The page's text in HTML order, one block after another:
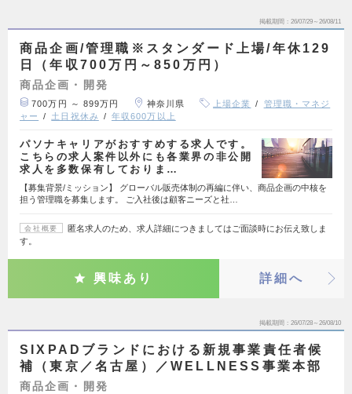
掲載期間 26/07/29～26/08/11
商品企画/管理職※スタンダード上場/年休129
日（年収700万円～850万円）
商品企画・開発
700万円 ～ 899万円 神奈川県 上場企業
管理職・マネジ
ャー
土日祝休み 年収600万以上
パソナキャリアがおすすめする求人です。
こちらの求人案件以外にも各業界の非公開
求人を多数保有しておりま…
【募集背景/ミッション】 グローバル販売体制の再編に伴い、商品企画の中核を
担う管理職を募集します。 ご入社後は顧客ニーズと社…
会社概要
匿名求人のため、求人詳細につきましてはご面談時にお伝え致しま
す。
興味あり 詳細へ
掲載期間 26/07/28～26/08/10
SIXPADブランドにおける新規事業責任者候
補（東京／名古屋）／WELLNESS事業本部
商品企画・開発